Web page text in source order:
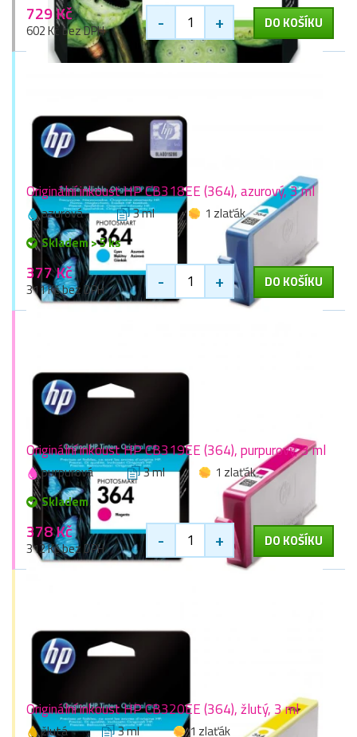
729 Kč
602 Kč bez DPH - + DO KOŠÍKU
Originální inkoust HP CB318EE (364), azurový, 3 ml
azurová 3 ml
1 zlaťák
Skladem > 5 ks
377 Kč
311 Kč bez DPH - + DO KOŠÍKU
Originální inkoust HP CB319EE (364), purpurový, 3 ml
purpurová 3 ml
1 zlaťák
Skladem
378 Kč
312 Kč bez DPH - + DO KOŠÍKU
Originální inkoust HP CB320EE (364), žlutý, 3 ml
žlutá 3 ml
1 zlaťák